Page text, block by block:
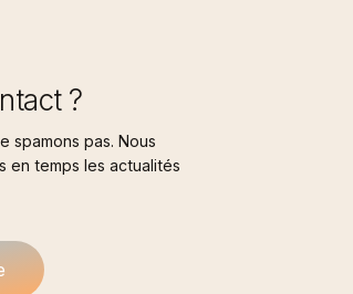
?
spamons pas. Nous
en temps les actualités